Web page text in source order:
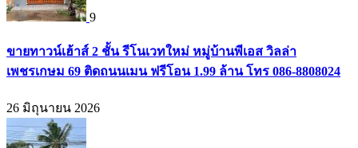
9
ขายทาวน์เฮ้าส์ 2 ชั้น รีโนเวทใหม่ หมู่บ้านพีเอส วิลล่า
เพชรเกษม 69 ติดถนนเมน ฟรีโอน 1.99 ล้าน โทร 086-8808024
26 มิถุนายน 2026